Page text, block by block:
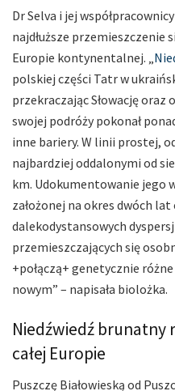
Dr Selva i jej
najdłuższe przemieszczenie
Europie kontynentalnej. „
polskiej części Tatr w
przekraczając Słowację oraz
swojej podróży pokonał
inne bariery. W linii prostej,
najbardziej oddalonymi od
km. Udokumentowanie jego
założonej na okres dwóch
dalekodystansowych
przemieszczających się
+połączą+ genetycznie
nowym” – napisała biolożka.
Niedźwiedź brunatny
całej Europie
Puszczę Białowieską od